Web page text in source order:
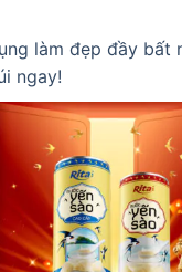
làm đẹp đầy bất
ngay!